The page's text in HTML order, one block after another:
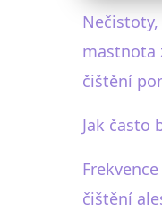
mastnota
čištění
Jak často
čištění